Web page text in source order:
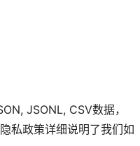
JSONL, CSV数据，
私政策详细说明了我们如